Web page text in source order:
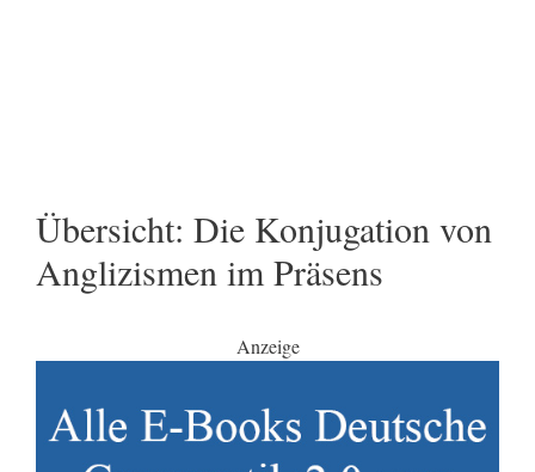
Übersicht: Die Konjugation von
Anglizismen im Präsens
Anzeige